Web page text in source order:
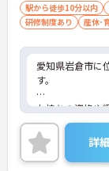
駅から徒歩10分以内
研修制度あり
産休･
愛知県岩倉市に
す。
お持ちの資格や
て活躍できる環
マイカー通勤が
詳